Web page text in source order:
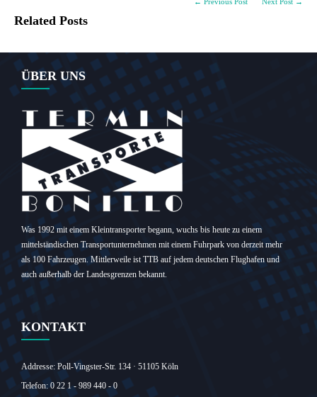
Related Posts
ÜBER UNS
Was 1992 mit einem Kleintransporter begann, wuchs bis heute zu einem
mittelständischen Transportunternehmen mit einem Fuhrpark von derzeit mehr
als 100 Fahrzeugen. Mittlerweile ist TTB auf jedem deutschen Flughafen und
auch außerhalb der Landesgrenzen bekannt.
KONTAKT
Addresse: Poll-Vingster-Str. 134 · 51105 Köln‎
Telefon: 0 22 1 - 989 440 - 0